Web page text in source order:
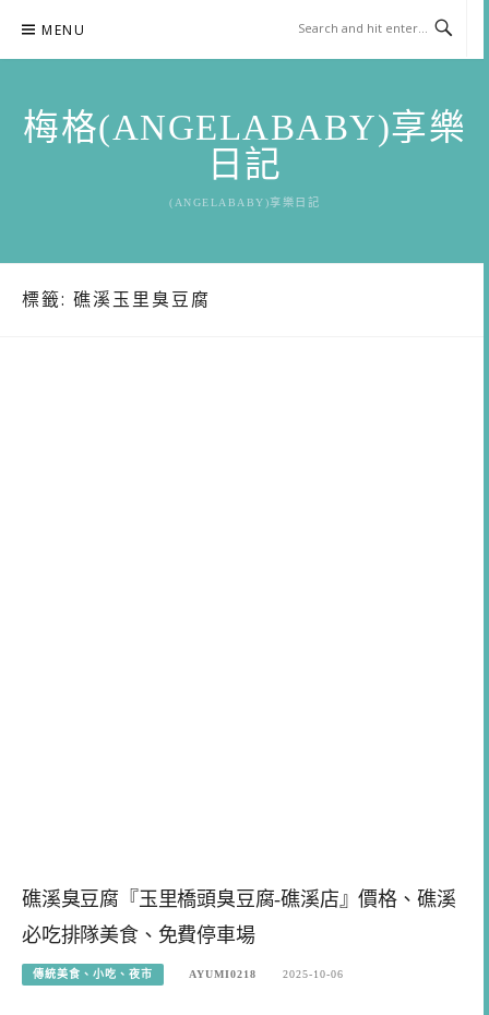
content
MENU
梅格(ANGELABABY)享樂
日記
(ANGELABABY)享樂日記
標籤: 礁溪玉里臭豆腐
礁溪臭豆腐『玉里橋頭臭豆腐-礁溪店』價格、礁溪
必吃排隊美食、免費停車場
傳統美食、小吃、夜市 AYUMI0218 2025-10-06